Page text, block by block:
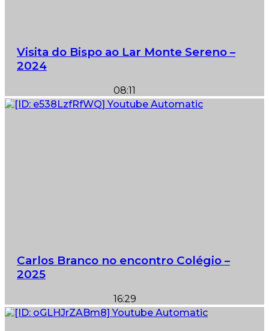
08:11
Visita do Bispo ao Lar Monte Sereno –
2024
16:29
Carlos Branco no encontro Colégio –
2025